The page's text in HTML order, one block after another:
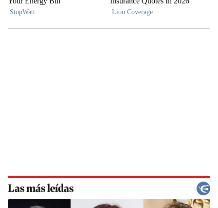
Las más leídas